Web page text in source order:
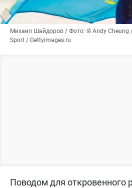
Михаил Шайдоров / Фото: © Andy Cheung
Sport / Gettyimages.ru
Поводом для откровенного